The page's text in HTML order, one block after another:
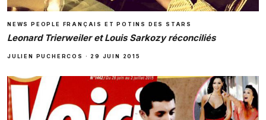
NEWS PEOPLE FRANÇAIS ET POTINS DES STARS
Leonard Trierweiler et Louis Sarkozy réconciliés
JULIEN PUCHERCOS · 29 JUIN 2015